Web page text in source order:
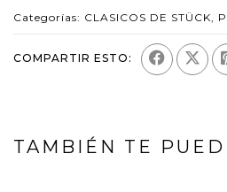
Categorías: CLASICOS DE STÜCK,
COMPARTIR ESTO:
TAMBIÉN TE